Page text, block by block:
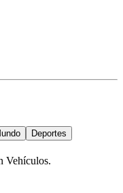
Deportes
Vehículos.